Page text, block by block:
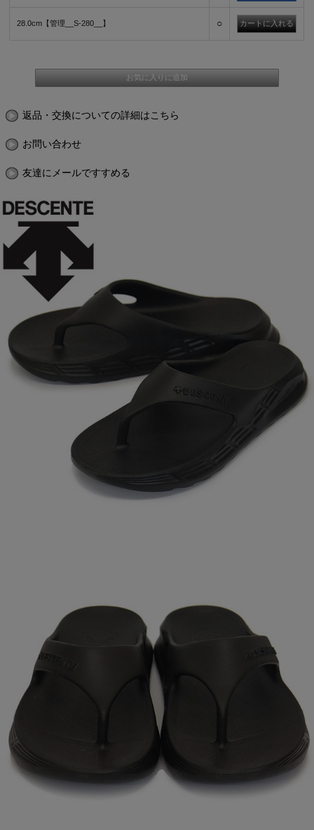
28.0cm【管理__S-280__】 ○
返品・交換についての詳細はこちら
お問い合わせ
友達にメールですすめる